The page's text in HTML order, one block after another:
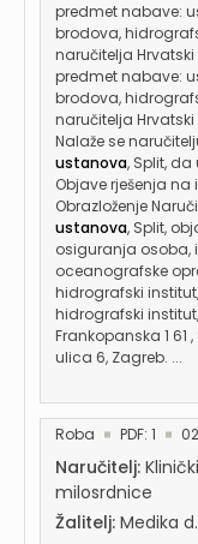
predmet nabave:
brodova,
naručitelja
predmet nabave:
brodova,
naručitelja
Nalaže se
ustanova, Split,
Objave rješenja
Obrazloženje
ustanova, Split,
osiguranja osoba,
oceanografske
hidrografski institut,
hidrografski institut,
Frankopanska 1 61
ulica 6, Zagreb. ...
Roba PDF: 1
Naručitelj:
milosrdnice
Žalitelj: Medika